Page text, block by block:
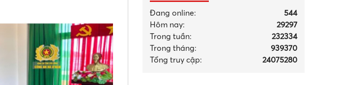
Đang online:
544
Hôm nay:
29297
Trong tuần:
232334
Trong tháng:
939370
Tổng truy cập:
24075280